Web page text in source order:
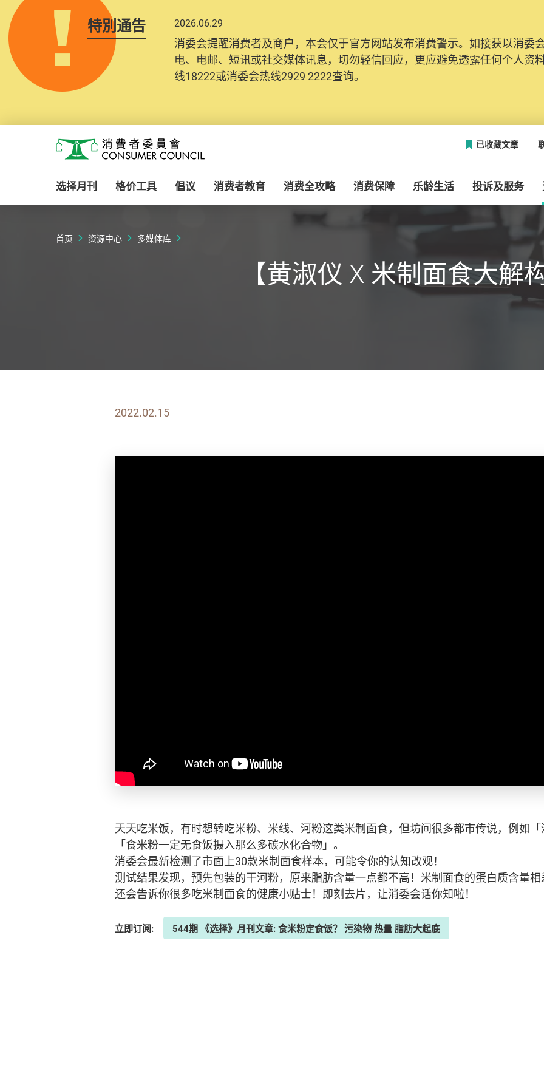
特別通告 2026.06.29
消委会提醒消费者及商户，本会仅于官方网站发布消费警示。如接获以消委
电、电邮、短讯或社交媒体讯息，切勿轻信回应，更应避免透露任何个人资
线18222或消委会热线2929 2222查询。
消费者委员会
已收藏文章
选择月刊 格价工具 倡议 消费者教育 消费全攻略 消费保障 乐龄生活 投诉及服务
首页 资源中心 多媒体库
【黄淑仪 X 米制面食大解
2022.02.15
天天吃米饭，有时想转吃米粉、米线、河粉这类米制面食，但坊间很多都市传说，例如
「食米粉一定无食饭摄入那么多碳水化合物」。
消委会最新检测了市面上30款米制面食样本，可能令你的认知改观！
测试结果发现，预先包装的干河粉，原来脂肪含量一点都不高！米制面食的蛋白质含量
还会告诉你很多吃米制面食的健康小贴士！即刻去片，让消委会话你知啦！
立即订阅: 544期 《选择》月刊文章: 食米粉定食饭？ 污染物 热量 脂肪大起底